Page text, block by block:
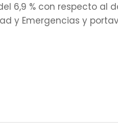
6,9 % con respecto al
y Emergencias y